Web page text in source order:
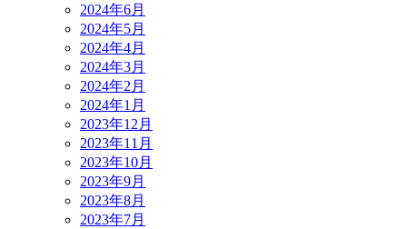
2024年6月
2024年5月
2024年4月
2024年3月
2024年2月
2024年1月
2023年12月
2023年11月
2023年10月
2023年9月
2023年8月
2023年7月